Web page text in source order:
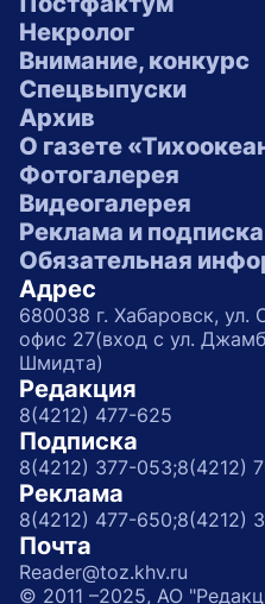
Некролог
Внимание, конкурс
Спецвыпуски
Архив
О газете
Фотогалерея
Видеогалерея
Реклама и подписка
Обязательная
Адрес
680038 г. Хабаровск, ул.
офис 27(вход с ул.
Шмидта)
Редакция
8(4212) 477-625
Подписка
8(4212) 377-053;8(4212)
Реклама
8(4212) 477-650;8(4212)
Почта
Reader@toz.khv.ru
© 2011 –2025, АО